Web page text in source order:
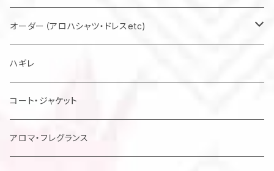
マスク
オーダー（アロハシャツ・ドレスetc)
メンズアロハシャツ他
レディスドレス・シャツ他
ハギレ
コート・ジャケット
アロマ・フレグランス